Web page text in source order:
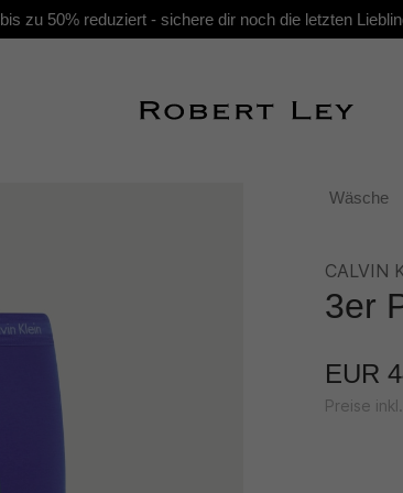
zu 50% reduziert - sichere dir noch die letzten
Wäsche
CALVIN
3er
EUR
Preise